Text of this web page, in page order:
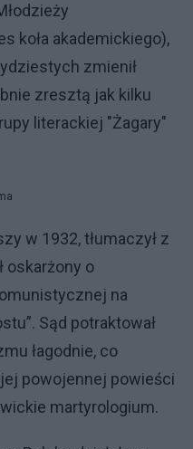
koła akademickiego),
zmienił
zresztą jak kilku
literackiej "Żagary"
w 1932, tłumaczył z
oskarżony o
na
Sąd potraktował
łagodnie, co
powojennej powieści
martyrologium.